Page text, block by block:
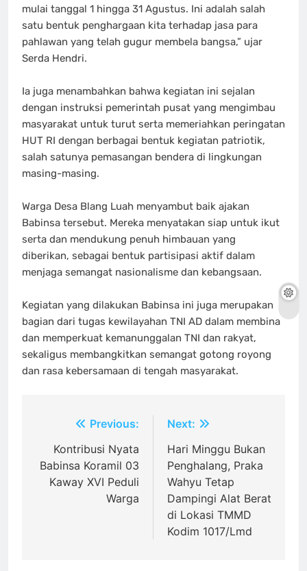
mulai tanggal 1 hingga 31 Agustus. Ini adalah salah
satu bentuk penghargaan kita terhadap jasa para
pahlawan yang telah gugur membela bangsa,” ujar
Serda Hendri.
‎Ia juga menambahkan bahwa kegiatan ini sejalan
dengan instruksi pemerintah pusat yang mengimbau
masyarakat untuk turut serta memeriahkan peringatan
HUT RI dengan berbagai bentuk kegiatan patriotik,
salah satunya pemasangan bendera di lingkungan
masing-masing.
‎Warga Desa Blang Luah menyambut baik ajakan
Babinsa tersebut. Mereka menyatakan siap untuk ikut
serta dan mendukung penuh himbauan yang
diberikan, sebagai bentuk partisipasi aktif dalam
menjaga semangat nasionalisme dan kebangsaan.
‎Kegiatan yang dilakukan Babinsa ini juga merupakan
bagian dari tugas kewilayahan TNI AD dalam membina
dan memperkuat kemanunggalan TNI dan rakyat,
sekaligus membangkitkan semangat gotong royong
dan rasa kebersamaan di tengah masyarakat.
Navigasi
pos
Previous:
Kontribusi Nyata
Babinsa Koramil 03
Kaway XVI Peduli
Warga
Next:
Hari Minggu Bukan
Penghalang, Praka
Wahyu Tetap
Dampingi Alat Berat
di Lokasi TMMD
Kodim 1017/Lmd